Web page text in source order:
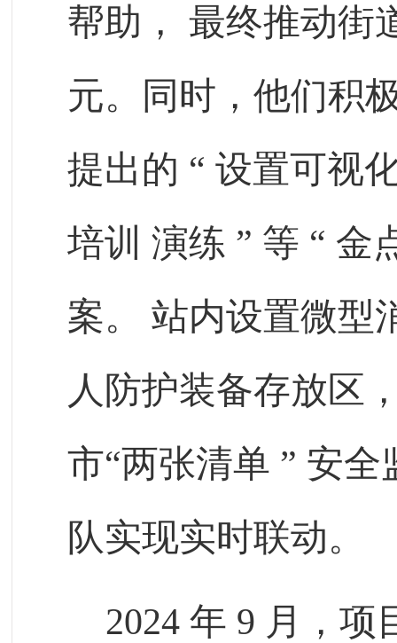
帮助， 最终推动街
元。同时，他们积
提出的 “ 设置可视
培训 演练 ” 等 “ 金
案。 站内设置微型
人防护装备存放区
市“两张清单 ” 安全
队实现实时联动。
2024 年 9 月，项